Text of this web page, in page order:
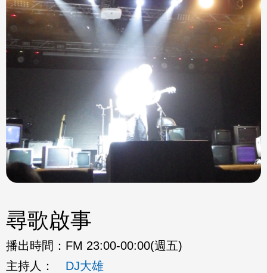
尋歌啟事
播出時間： FM 23:00-00:00(週五)
主持人：
DJ大雄